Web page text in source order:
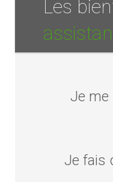
Les
Je me
Je fais